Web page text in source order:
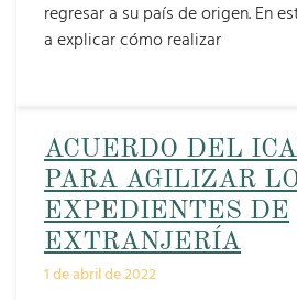
regresar a su país de origen. En
a explicar cómo realizar
ACUERDO DEL
PARA AGILIZAR
EXPEDIENTES DE
EXTRANJERÍA
1 de abril de 2022